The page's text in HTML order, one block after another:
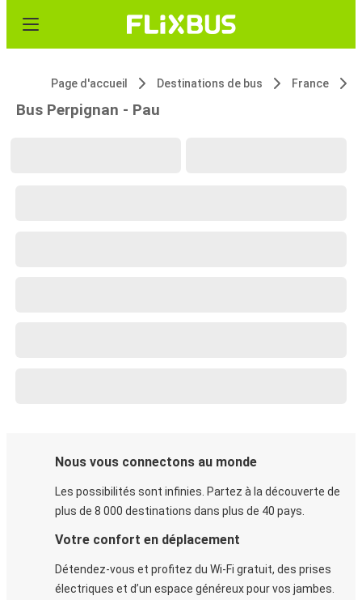
Page d'accueil Destinations de bus France
Bus Perpignan - Pau
Nous vous connectons au monde
Les possibilités sont infinies. Partez à la découverte de
plus de 8 000 destinations dans plus de 40 pays.
Votre confort en déplacement
Détendez-vous et profitez du Wi-Fi gratuit, des prises
électriques et d’un espace généreux pour vos jambes.